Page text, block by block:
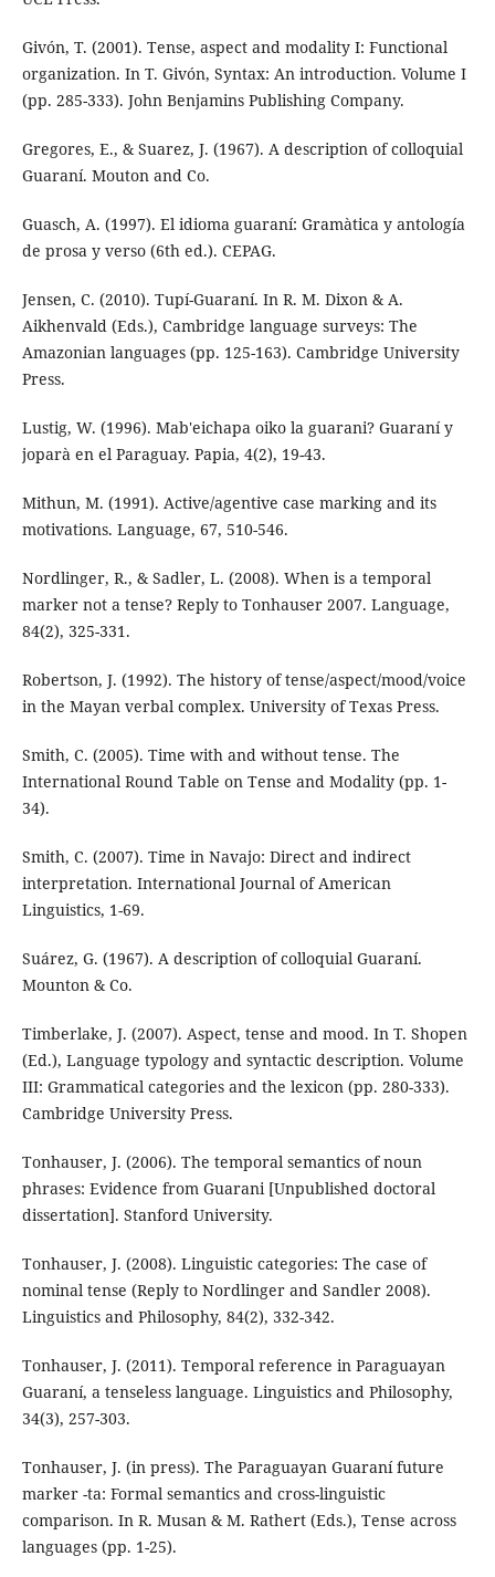
Givón, T. (2001). Tense, aspect and modality I: Functional
organization. In T. Givón, Syntax: An introduction. Volume I
(pp. 285-333). John Benjamins Publishing Company.
Gregores, E., & Suarez, J. (1967). A description of colloquial
Guaraní. Mouton and Co.
Guasch, A. (1997). El idioma guaraní: Gramàtica y antología
de prosa y verso (6th ed.). CEPAG.
Jensen, C. (2010). Tupí-Guaraní. In R. M. Dixon & A.
Aikhenvald (Eds.), Cambridge language surveys: The
Amazonian languages (pp. 125-163). Cambridge University
Press.
Lustig, W. (1996). Mab'eichapa oiko la guarani? Guaraní y
joparà en el Paraguay. Papia, 4(2), 19-43.
Mithun, M. (1991). Active/agentive case marking and its
motivations. Language, 67, 510-546.
Nordlinger, R., & Sadler, L. (2008). When is a temporal
marker not a tense? Reply to Tonhauser 2007. Language,
84(2), 325-331.
Robertson, J. (1992). The history of tense/aspect/mood/voice
in the Mayan verbal complex. University of Texas Press.
Smith, C. (2005). Time with and without tense. The
International Round Table on Tense and Modality (pp. 1-
34).
Smith, C. (2007). Time in Navajo: Direct and indirect
interpretation. International Journal of American
Linguistics, 1-69.
Suárez, G. (1967). A description of colloquial Guaraní.
Mounton & Co.
Timberlake, J. (2007). Aspect, tense and mood. In T. Shopen
(Ed.), Language typology and syntactic description. Volume
III: Grammatical categories and the lexicon (pp. 280-333).
Cambridge University Press.
Tonhauser, J. (2006). The temporal semantics of noun
phrases: Evidence from Guarani [Unpublished doctoral
dissertation]. Stanford University.
Tonhauser, J. (2008). Linguistic categories: The case of
nominal tense (Reply to Nordlinger and Sandler 2008).
Linguistics and Philosophy, 84(2), 332-342.
Tonhauser, J. (2011). Temporal reference in Paraguayan
Guaraní, a tenseless language. Linguistics and Philosophy,
34(3), 257-303.
Tonhauser, J. (in press). The Paraguayan Guaraní future
marker -ta: Formal semantics and cross-linguistic
comparison. In R. Musan & M. Rathert (Eds.), Tense across
languages (pp. 1-25).